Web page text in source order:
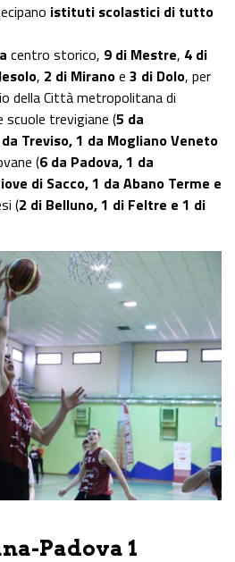
istituti scolastici di tutto
centro storico, 9 di Mestre, 4 di
, 2 di Miranoe 3 di Dolo, per
della Città metropolitana di
scuole trevigiane (5 da
Treviso, 1 da Mogliano Veneto
(6 da Padova, 1 da
di Sacco, 1 da Abano Terme e
(2 di Belluno, 1 di Feltre e 1 di
Padova 1